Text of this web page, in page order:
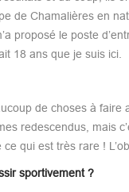
de Chamalières en
proposé le poste
18 ans que je suis ici.
de choses à
redescendus, mais
qui est très rare !
sportivement ?